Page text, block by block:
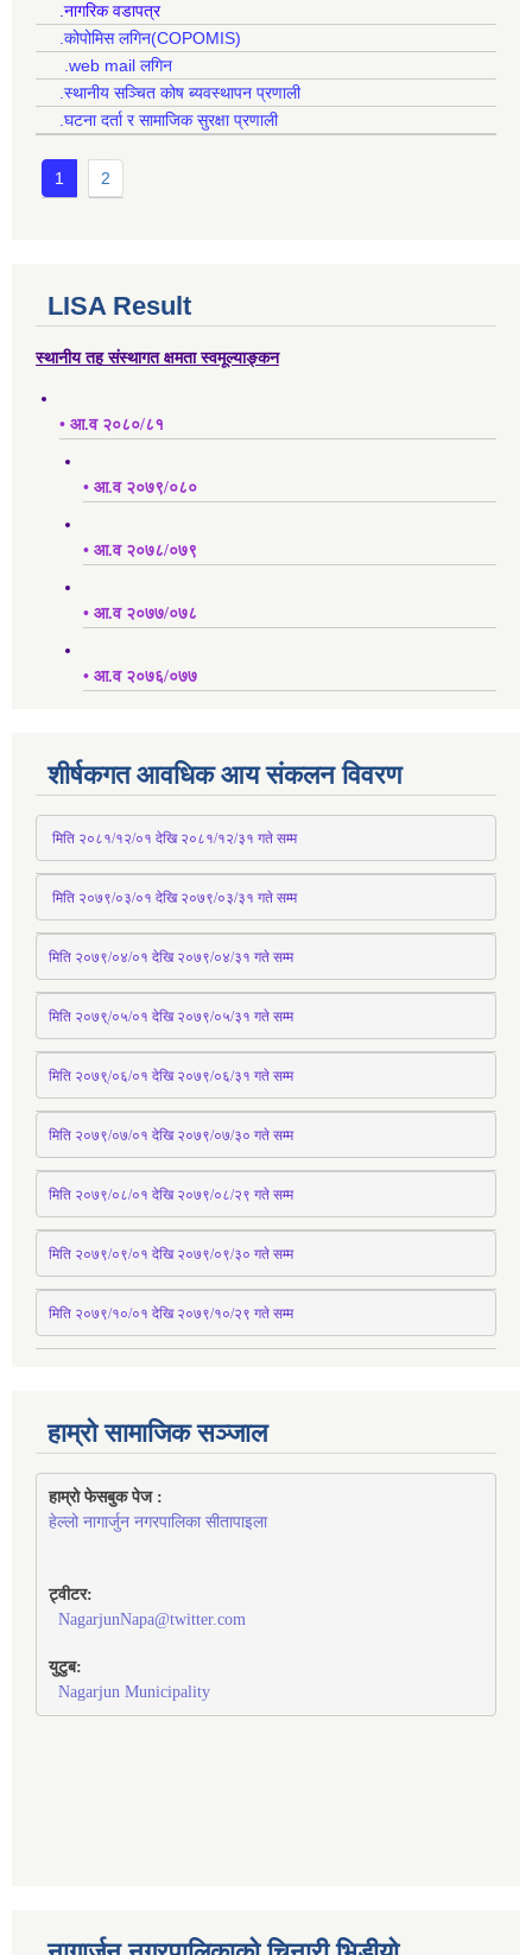
.नागरिक वडापत्र
.कोपोमिस लगिन(COPOMIS)
.web mail लगिन
.स्थानीय सञ्चित कोष ब्यवस्थापन प्रणाली
.घटना दर्ता र सामाजिक सुरक्षा प्रणाली
1 2
LISA Result
स्थानीय तह संस्थागत क्षमता स्वमूल्याङ्कन
• आ.व २०८०/८१
• आ.व २०७९/०८०
• आ.व २०७८/०७९
• आ.व २०७७/०७८
• आ.व २०७६/०७७
शीर्षकगत आवधिक आय संकलन विवरण
मिति २०८१/१२/०१ देखि २०८१/१२/३१ गते सम्म
मिति २०७९/०३/०१ देखि २०७९/०३/३१ गते सम्म
मिति २०७९/०४/०१ देखि २०७९/०४/३१ गते सम्म
मिति २०७९्/०५/०१ देखि २०७९/०५/३१ गते सम्म
मिति २०७९्/०६/०१ देखि २०७९/०६/३१ गते सम्म
मिति २०७९/०७/०१ देखि २०७९/०७/३० गते सम्म
मिति २०७९/०८/०१ देखि २०७९/०८/२९ गते सम्म
मिति २०७९/०९/०१ देखि २०७९/०९/३० गते सम्म
मिति २०७९/१०/०१ देखि २०७९/१०/२९ गते सम्म
हाम्रो सामाजिक सञ्जाल
हाम्रो फेसबुक पेज :
हेल्लो नागार्जुन नगरपालिका सीतापाइला
ट्वीटर:
NagarjunNapa@twitter.com
युटुब:
Nagarjun Municipality